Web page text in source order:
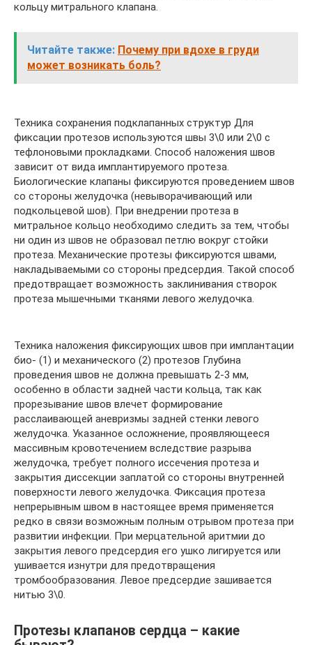
кольцу митрального клапана.
Читайте также: Почему при вдохе в груди
может возникать боль?
Техника сохранения подклапанных структур Для
фиксации протезов используются швы 3\0 или 2\0 с
тефлоновыми прокладками. Способ наложения швов
зависит от вида имплантируемого протеза.
Биологические клапаны фиксируются проведением швов
со стороны желудочка (невыворачивающий или
подкольцевой шов). При внедрении протеза в
митральное кольцо необходимо следить за тем, чтобы
ни один из швов не образовал петлю вокруг стойки
протеза. Механические протезы фиксируются швами,
накладываемыми со стороны предсердия. Такой способ
предотвращает возможность заклинивания створок
протеза мышечными тканями левого желудочка.
Техника наложения фиксирующих швов при имплантации
био- (1) и механического (2) протезов Глубина
проведения швов не должна превышать 2-3 мм,
особенно в области задней части кольца, так как
прорезывание швов влечет формирование
расслаивающей аневризмы задней стенки левого
желудочка. Указанное осложнение, проявляющееся
массивным кровотечением вследствие разрыва
желудочка, требует полного иссечения протеза и
закрытия диссекции заплатой со стороны внутренней
поверхности левого желудочка. Фиксация протеза
непрерывным швом в настоящее время применяется
редко в связи возможным полным отрывом протеза при
развитии инфекции. При мерцательной аритмии до
закрытия левого предсердия его ушко лигируется или
ушивается изнутри для предотвращения
тромбообразования. Левое предсердие зашивается
нитью 3\0.
Протезы клапанов сердца – какие